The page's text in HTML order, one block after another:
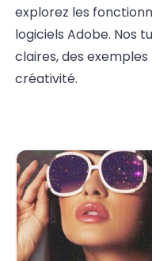
explorez les
logiciels Adobe. Nos
claires, des
créativité.